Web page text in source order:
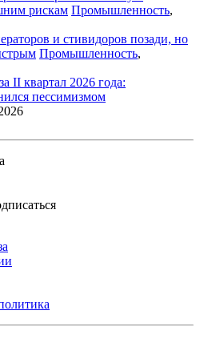
рискам Промышленность,
и стивидоров позади, но
Промышленность,
II квартал 2026 года:
пессимизмом